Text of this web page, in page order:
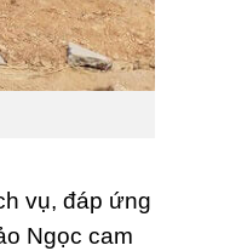
vụ, đáp ứng
Ngọc cam